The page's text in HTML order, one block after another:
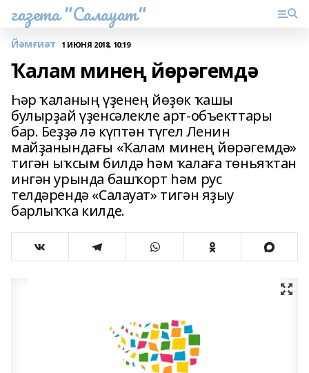
газета "Салауат"
Йәмғиәт 1 ИЮНЯ 2018, 10:19
Ҡалам минең йөрәгемдә
Һәр ҡаланың үҙенең йөҙөк ҡашы
булырҙай үҙенсәлекле арт-объекттары
бар. Беҙҙә лә күптән түгел Ленин
майҙанындағы «Ҡалам минең йөрәгемдә»
тигән ыҡсым билдә һәм ҡалаға төньяҡтан
ингән урында башҡорт һәм рус
телдәрендә «Салауат» тигән яҙыу
барлыҡҡа килде.